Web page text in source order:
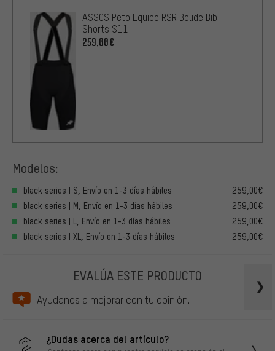
ASSOS Peto Equipe RSR Bolide Bib
Shorts S11
259,00€
Modelos:
black series | S, Envío en 1-3 días hábiles
259,00€
black series | M, Envío en 1-3 días hábiles
259,00€
black series | L, Envío en 1-3 días hábiles
259,00€
black series | XL, Envío en 1-3 días hábiles
259,00€
EVALÚA ESTE PRODUCTO
Ayudanos a mejorar con tu opinión.
¿Dudas acerca del artículo?